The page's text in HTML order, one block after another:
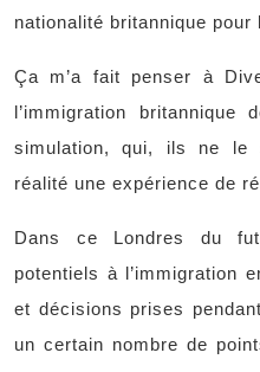
nationalité britannique pour
Ça m’a fait penser à
l’immigration
simulation, qui, ils ne le
réalité une expérience de
Dans ce Londres du
potentiels à l’immigration
et décisions prises
un certain nombre de